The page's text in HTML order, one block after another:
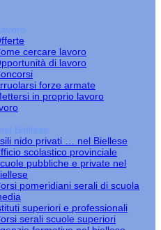
cercare lavoro
di lavoro
forze armate
in proprio lavoro
Biellese
nido privati … nel Biellese
scolastico provinciale
pubbliche e private nel
pomeridiani serali di scuola
superiori e professionali
serali scuole superiori